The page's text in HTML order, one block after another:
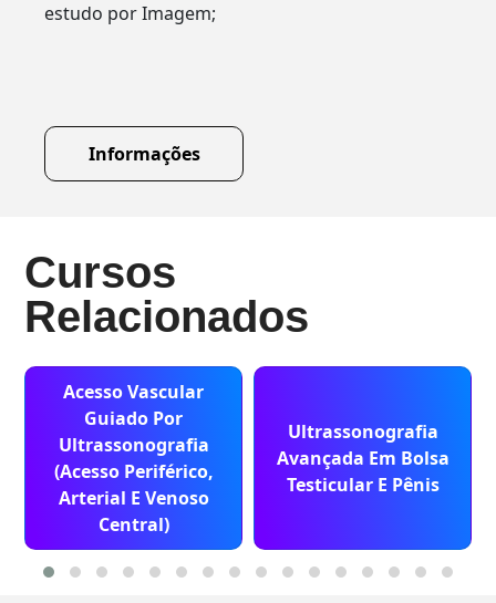
estudo por Imagem;
Informações
Cursos
Relacionados
Acesso Vascular
Guiado Por
Ultrassonografia
(Acesso Periférico,
Arterial E Venoso
Central)
Ultrassonografia
Avançada Em Bolsa
Testicular E Pênis